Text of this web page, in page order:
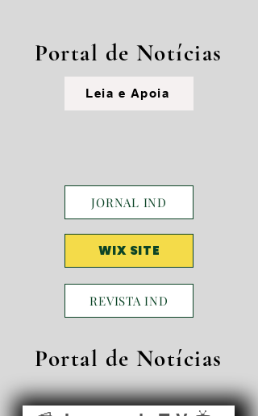
Portal de Notícias
Leia e Apoia
JORNAL IND
WIX SITE
REVISTA IND
Portal de Notícias